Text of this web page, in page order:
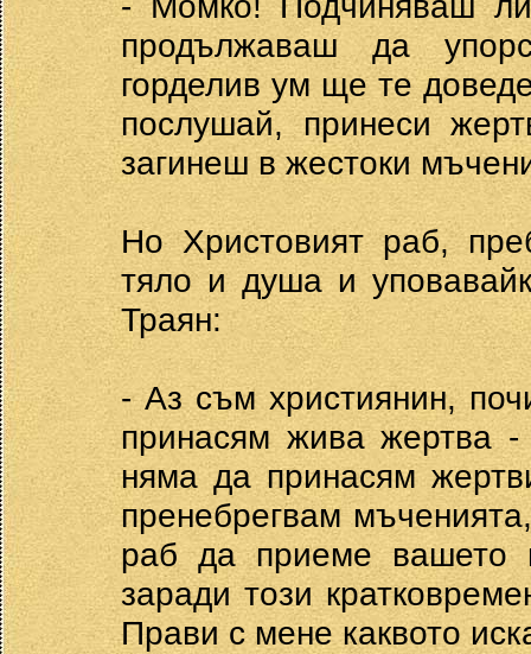
продължаваш да
горделив ум ще те
послушай, принеси
загинеш в жестоки
Но Христовият раб,
тяло и душа и
Траян:
- Аз съм християнин,
принасям жива жертва
няма да принасям
пренебрегвам
раб да приеме вашето
заради този
Прави с мене каквото